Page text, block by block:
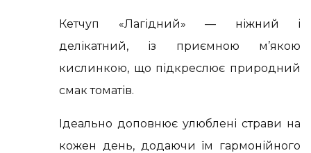
Кетчуп «Лагідний» — ніжний і
делікатний, із приємною м’якою
кислинкою, що підкреслює природний
смак томатів.
Ідеально доповнює улюблені страви на
кожен день, додаючи їм гармонійного